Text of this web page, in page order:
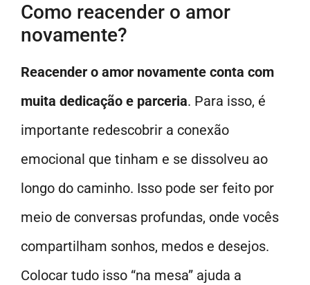
Como reacender o amor
novamente?
Reacender o amor novamente conta com
muita dedicação e parceria. Para isso, é
importante redescobrir a conexão
emocional que tinham e se dissolveu ao
longo do caminho. Isso pode ser feito por
meio de conversas profundas, onde vocês
compartilham sonhos, medos e desejos.
Colocar tudo isso “na mesa” ajuda a